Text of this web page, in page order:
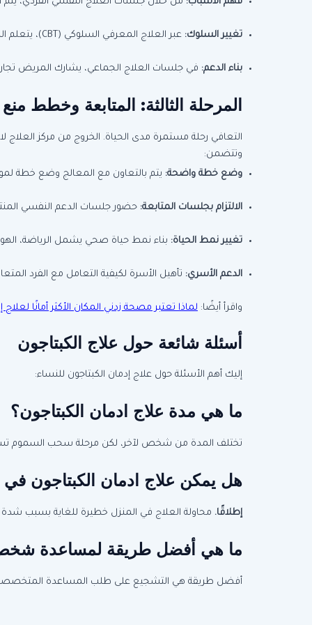
تغيير السلوك: عبر العلاج المعرفي السلوكي (CBT)، يتعلم المريض كيفية التعرف على الأفكار والمواقف التي تحفزه على التعاطي وكيفية التعامل معها بطرق صحية.
بناء الدعم: في جلسات العلاج الجماعي، يشارك المريض
المرحلة الثالثة: المتابعة وخطط منع
التعافي رحلة مستمرة مدى الحياة. الخروج من مركز
وتتضمن:
وضع خطة واضحة: يتم بالتعاون مع المعالج وضع خطة
الالتزام بجلسات المتابعة: حضور جلسات الدعم النفسي
تغيير نمط الحياة: بناء نمط حياة صحي يشمل الرياضة،
الدعم الأسري: تأهيل الأسرة لكيفية التعامل مع الفرد
واقرأ أيضًا:لماذا تعتبر مصحة زدني المكان الأكثر أمانًا
أسئلة شائعة حول علاج الكبتاجون
إليك أهم الأسئلة حول علاج إدمان الكبتاجون للنساء:
ما هي مدة علاج ادمان الكبتاجون؟
تختلف المدة من شخص لآخر، لكن مرحلة سحب السموم تستغرق عادة من 7 إلى 14 يومًا، بينما تستمر مرحلة التأهيل النفسي من 3 إلى
هل يمكن علاج ادمان الكبتاجون في
إطلاقًا. محاولة العلاج في المنزل خطيرة للغاية بسبب
ما هي أفضل طريقة لمساعدة
أفضل طريقة هي التشجيع على طلب المساعدة المتخصصة.